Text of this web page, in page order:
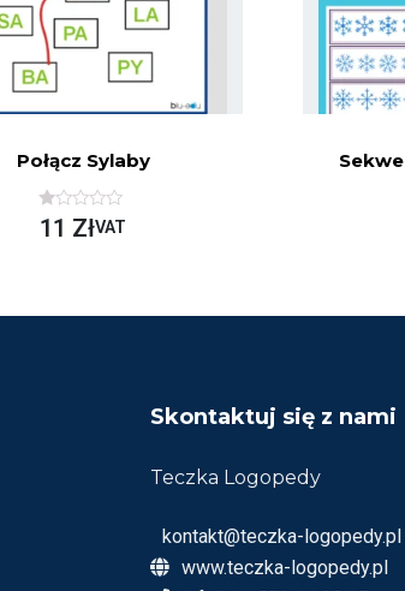
Połącz Sylaby
O
C
N
11 ZłVAT
Skontaktuj się z nami
Teczka Logopedy
kontakt@teczka-logopedy.pl
www.teczka-logopedy.pl